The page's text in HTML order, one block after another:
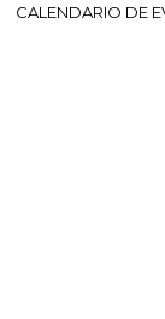
CALENDARIO DE